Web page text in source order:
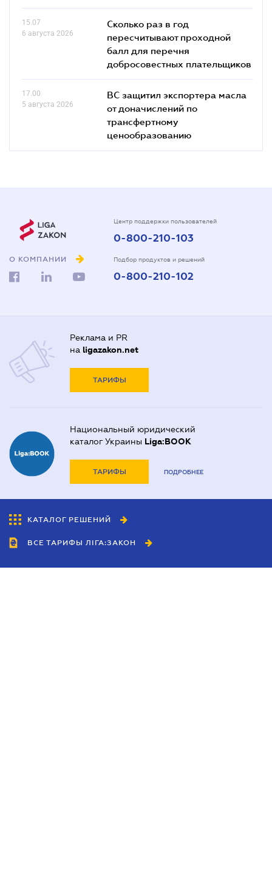
15.07
6 августа 2026
Сколько раз в год
пересчитывают проходной
балл для перечня
добросовестных плательщиков
17.00
5 августа 2026
ВС защитил экспортера масла
от доначислений по
трансфертному
ценообразованию
О КОМПАНИИ
Центр поддержки пользователей
0-800-210-103
Подбор продуктов и решений
0-800-210-102
Реклама и PR
на ligazakon.net
ТАРИФЫ
Национальный юридический
каталог Украины Liga:BOOK
ТАРИФЫ ПОДРОБНЕЕ
КАТАЛОГ РЕШЕНИЙ
ВСЕ ТАРИФЫ ЛІГА:ЗАКОН